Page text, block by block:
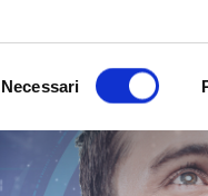
del
Necessari